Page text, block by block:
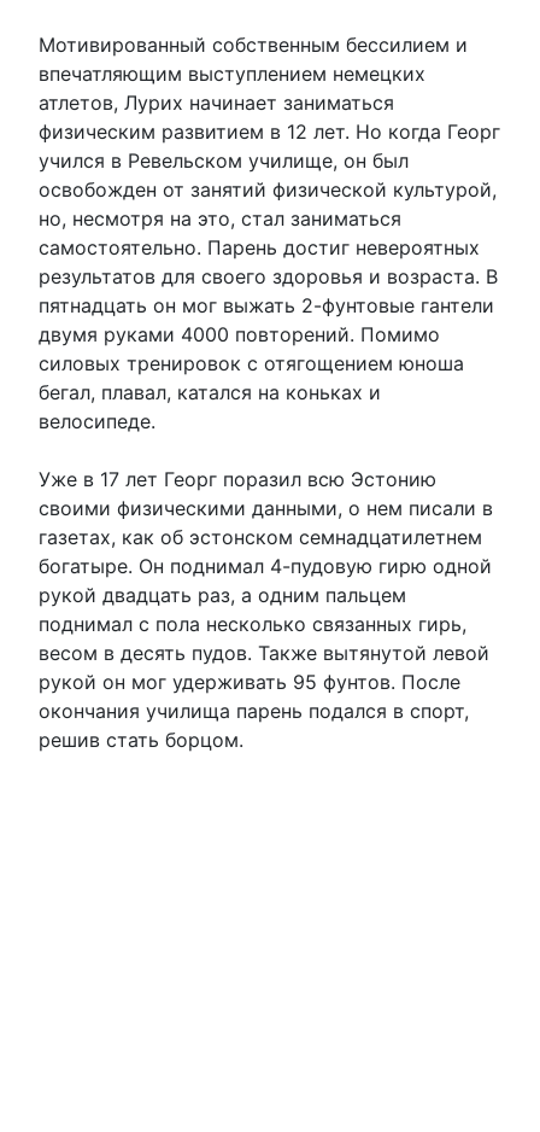
Мотивированный собственным бессилием и
впечатляющим выступлением немецких
атлетов, Лурих начинает заниматься
физическим развитием в 12 лет. Но когда Георг
учился в Ревельском училище, он был
освобожден от занятий физической культурой,
но, несмотря на это, стал заниматься
самостоятельно. Парень достиг невероятных
результатов для своего здоровья и возраста. В
пятнадцать он мог выжать 2-фунтовые гантели
двумя руками 4000 повторений. Помимо
силовых тренировок с отягощением юноша
бегал, плавал, катался на коньках и
велосипеде.
Уже в 17 лет Георг поразил всю Эстонию
своими физическими данными, о нем писали в
газетах, как об эстонском семнадцатилетнем
богатыре. Он поднимал 4-пудовую гирю одной
рукой двадцать раз, а одним пальцем
поднимал с пола несколько связанных гирь,
весом в десять пудов. Также вытянутой левой
рукой он мог удерживать 95 фунтов. После
окончания училища парень подался в спорт,
решив стать борцом.